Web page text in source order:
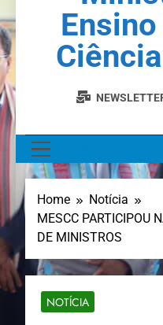
Home
Notícia
MESCC PARTICIPOU
DE MINISTROS
NOTÍCIA